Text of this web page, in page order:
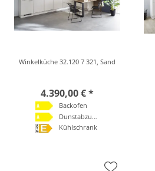
Winkelküche 32.120 7 321, Sand
4.390,00 € *
Backofen
Dunstabzugshaube
Kühlschrank